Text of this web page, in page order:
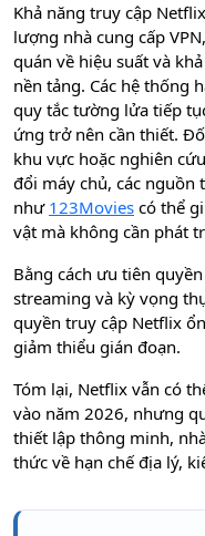
Khả năng truy cập
lượng nhà cung cấp
quán về hiệu suất và
nền tảng. Các hệ thống
quy tắc tường lửa tiếp
ứng trở nên cần thiết.
khu vực hoặc nghiên
đổi máy chủ, các
như 123Movies có thể
vật mà không cần phát
Bằng cách ưu tiên
streaming và kỳ vọng
quyền truy cập Netflix
giảm thiểu gián đoạn.
Tóm lại, Netflix vẫn có
vào năm 2026, nhưng
thiết lập thông minh,
thức về hạn chế địa lý,